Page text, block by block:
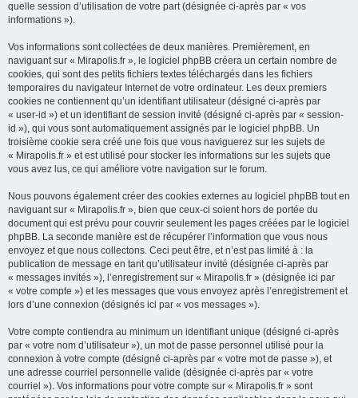
quelle session d’utilisation de votre part (désignée ci-après par « vos
informations »).
Vos informations sont collectées de deux manières. Premièrement, en
naviguant sur « Mirapolis.fr », le logiciel phpBB créera un certain nombre de
cookies, qui sont des petits fichiers textes téléchargés dans les fichiers
temporaires du navigateur Internet de votre ordinateur. Les deux premiers
cookies ne contiennent qu’un identifiant utilisateur (désigné ci-après par
« user-id ») et un identifiant de session invité (désigné ci-après par « session-
id »), qui vous sont automatiquement assignés par le logiciel phpBB. Un
troisième cookie sera créé une fois que vous naviguerez sur les sujets de
« Mirapolis.fr » et est utilisé pour stocker les informations sur les sujets que
vous avez lus, ce qui améliore votre navigation sur le forum.
Nous pouvons également créer des cookies externes au logiciel phpBB tout en
naviguant sur « Mirapolis.fr », bien que ceux-ci soient hors de portée du
document qui est prévu pour couvrir seulement les pages créées par le logiciel
phpBB. La seconde manière est de récupérer l’information que vous nous
envoyez et que nous collectons. Ceci peut être, et n’est pas limité à : la
publication de message en tant qu’utilisateur invité (désignée ci-après par
« messages invités »), l’enregistrement sur « Mirapolis.fr » (désignée ici par
« votre compte ») et les messages que vous envoyez après l’enregistrement et
lors d’une connexion (désignés ici par « vos messages »).
Votre compte contiendra au minimum un identifiant unique (désigné ci-après
par « votre nom d’utilisateur »), un mot de passe personnel utilisé pour la
connexion à votre compte (désigné ci-après par « votre mot de passe »), et
une adresse courriel personnelle valide (désignée ci-après par « votre
courriel »). Vos informations pour votre compte sur « Mirapolis.fr » sont